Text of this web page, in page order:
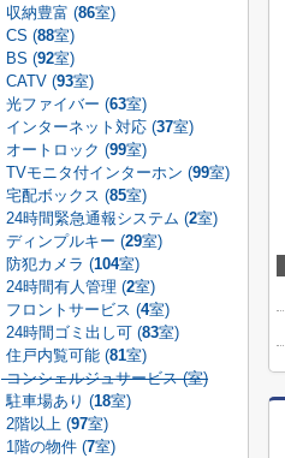
収納豊富 (86室)
CS (88室)
BS (92室)
CATV (93室)
光ファイバー (63室)
インターネット対応 (37室)
オートロック (99室)
TVモニタ付インターホン (99室)
宅配ボックス (85室)
24時間緊急通報システム (2室)
ディンプルキー (29室)
防犯カメラ (104室)
24時間有人管理 (2室)
フロントサービス (4室)
24時間ゴミ出し可 (83室)
住戸内覧可能 (81室)
コンシェルジュサービス (室)
駐車場あり (18室)
2階以上 (97室)
1階の物件 (7室)